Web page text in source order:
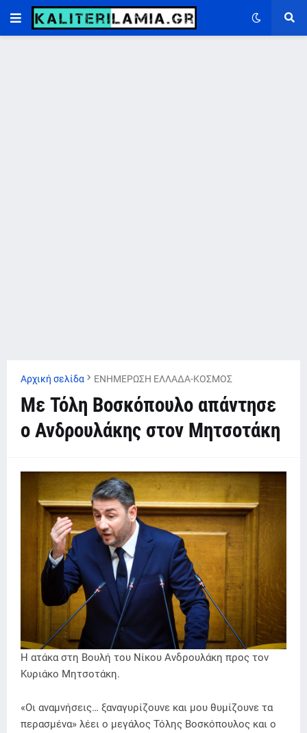
Αρχική σελίδα ΕΝΗΜΕΡΩΣΗ ΕΛΛΑΔΑ-ΚΟΣΜΟΣ
Με Τόλη Βοσκόπουλο απάντησε
ο Ανδρουλάκης στον Μητσοτάκη
Η ατάκα στη Βουλή του Νίκου Ανδρουλάκη προς τον
Κυριάκο Μητσοτάκη.
«Οι αναμνήσεις… ξαναγυρίζουνε και μου θυμίζουνε τα
περασμένα» λέει ο μεγάλος Τόλης Βοσκόπουλος και ο